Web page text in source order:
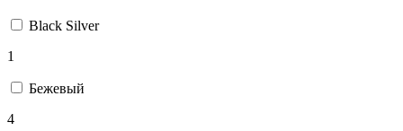
Black Silver
1
Бежевый
4